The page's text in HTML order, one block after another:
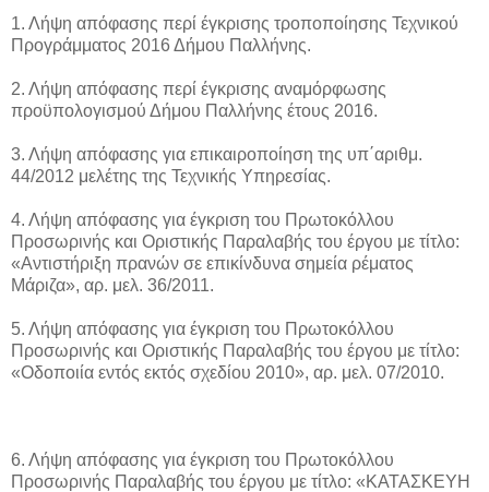
1. Λήψη απόφασης περί έγκρισης τροποποίησης Τεχνικού
Προγράμματος 2016 Δήμου Παλλήνης.
2. Λήψη απόφασης περί έγκρισης αναμόρφωσης
προϋπολογισμού Δήμου Παλλήνης έτους 2016.
3. Λήψη απόφασης για επικαιροποίηση της υπ΄αριθμ.
44/2012 μελέτης της Τεχνικής Υπηρεσίας.
4. Λήψη απόφασης για έγκριση του Πρωτοκόλλου
Προσωρινής και Οριστικής Παραλαβής του έργου με τίτλο:
«Αντιστήριξη πρανών σε επικίνδυνα σημεία ρέματος
Μάριζα», αρ. μελ. 36/2011.
5. Λήψη απόφασης για έγκριση του Πρωτοκόλλου
Προσωρινής και Οριστικής Παραλαβής του έργου με τίτλο:
«Οδοποιία εντός εκτός σχεδίου 2010», αρ. μελ. 07/2010.
6. Λήψη απόφασης για έγκριση του Πρωτοκόλλου
Προσωρινής Παραλαβής του έργου με τίτλο: «ΚΑΤΑΣΚΕΥΗ